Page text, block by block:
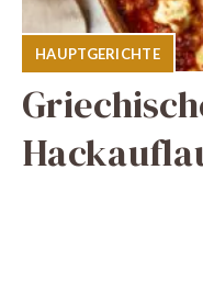
HAUPTGERICHTE